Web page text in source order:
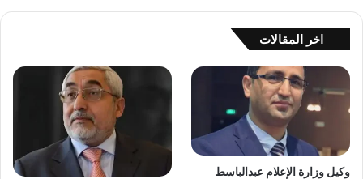
اخر المقالات
وكيل وزارة الإعلام عبدالباسط